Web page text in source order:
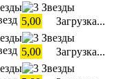
5,00
Загрузка...
5,00
Загрузка...